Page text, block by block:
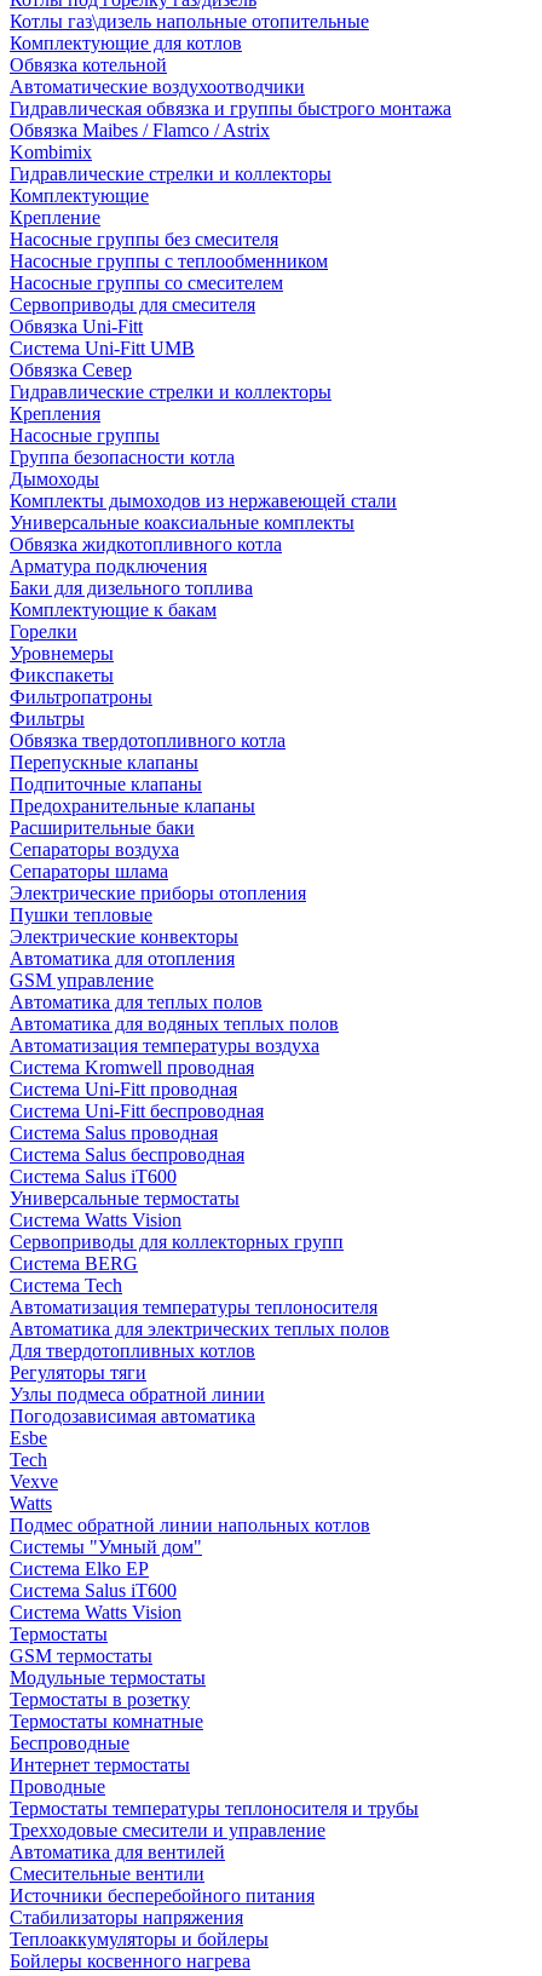
Котлы газ\дизель напольные отопительные
Комплектующие для котлов
Обвязка котельной
Автоматические воздухоотводчики
Гидравлическая обвязка и группы быстрого монтажа
Обвязка Maibes / Flamco / Astrix
Kombimix
Гидравлические стрелки и коллекторы
Комплектующие
Крепление
Насосные группы без смесителя
Насосные группы с теплообменником
Насосные группы со смесителем
Сервоприводы для смесителя
Обвязка Uni-Fitt
Система Uni-Fitt UMB
Обвязка Север
Гидравлические стрелки и коллекторы
Крепления
Насосные группы
Группа безопасности котла
Дымоходы
Комплекты дымоходов из нержавеющей стали
Универсальные коаксиальные комплекты
Обвязка жидкотопливного котла
Арматура подключения
Баки для дизельного топлива
Комплектующие к бакам
Горелки
Уровнемеры
Фикспакеты
Фильтропатроны
Фильтры
Обвязка твердотопливного котла
Перепускные клапаны
Подпиточные клапаны
Предохранительные клапаны
Расширительные баки
Сепараторы воздуха
Сепараторы шлама
Электрические приборы отопления
Пушки тепловые
Электрические конвекторы
Автоматика для отопления
GSM управление
Автоматика для теплых полов
Автоматика для водяных теплых полов
Автоматизация температуры воздуха
Система Kromwell проводная
Система Uni-Fitt проводная
Система Uni-Fitt беспроводная
Система Salus проводная
Система Salus беспроводная
Система Salus iT600
Универсальные термостаты
Система Watts Vision
Сервоприводы для коллекторных групп
Система BERG
Система Tech
Автоматизация температуры теплоносителя
Автоматика для электрических теплых полов
Для твердотопливных котлов
Регуляторы тяги
Узлы подмеса обратной линии
Погодозависимая автоматика
Esbe
Tech
Vexve
Watts
Подмес обратной линии напольных котлов
Системы "Умный дом"
Система Elko EP
Система Salus iT600
Система Watts Vision
Термостаты
GSM термостаты
Модульные термостаты
Термостаты в розетку
Термостаты комнатные
Беспроводные
Интернет термостаты
Проводные
Термостаты температуры теплоносителя и трубы
Трехходовые смесители и управление
Автоматика для вентилей
Смесительные вентили
Источники бесперебойного питания
Стабилизаторы напряжения
Теплоаккумуляторы и бойлеры
Бойлеры косвенного нагрева